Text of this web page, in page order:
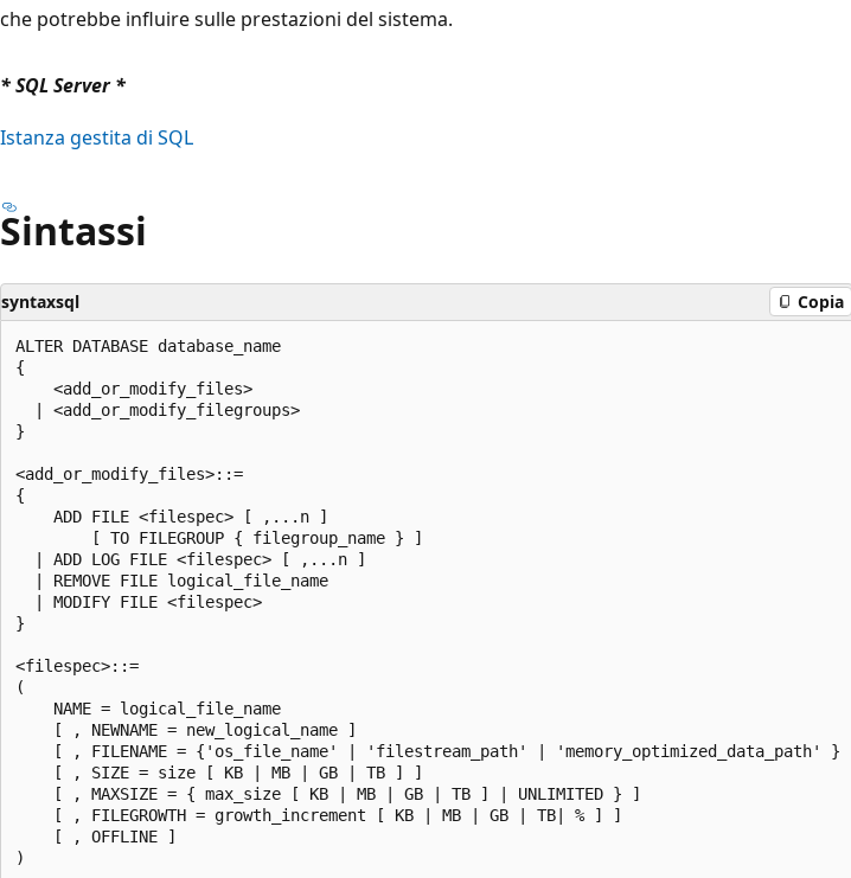
che potrebbe influire sulle prestazioni del sistema.
* SQL Server *
Istanza gestita di SQL
Sintassi
syntaxsql Copia
ALTER DATABASE database_name
{
    <add_or_modify_files>
  | <add_or_modify_filegroups>
}
<add_or_modify_files>::=
{
    ADD FILE <filespec> [ ,...n ]
        [ TO FILEGROUP { filegroup_name } ]
  | ADD LOG FILE <filespec> [ ,...n ]
  | REMOVE FILE logical_file_name
  | MODIFY FILE <filespec>
}
<filespec>::=
(
    NAME = logical_file_name
    [ , NEWNAME = new_logical_name ]
    [ , FILENAME = {'os_file_name' | 'filestream_path' | 'memory_optimized_data_path' } ]
    [ , SIZE = size [ KB | MB | GB | TB ] ]
    [ , MAXSIZE = { max_size [ KB | MB | GB | TB ] | UNLIMITED } ]
    [ , FILEGROWTH = growth_increment [ KB | MB | GB | TB| % ] ]
    [ , OFFLINE ]
)